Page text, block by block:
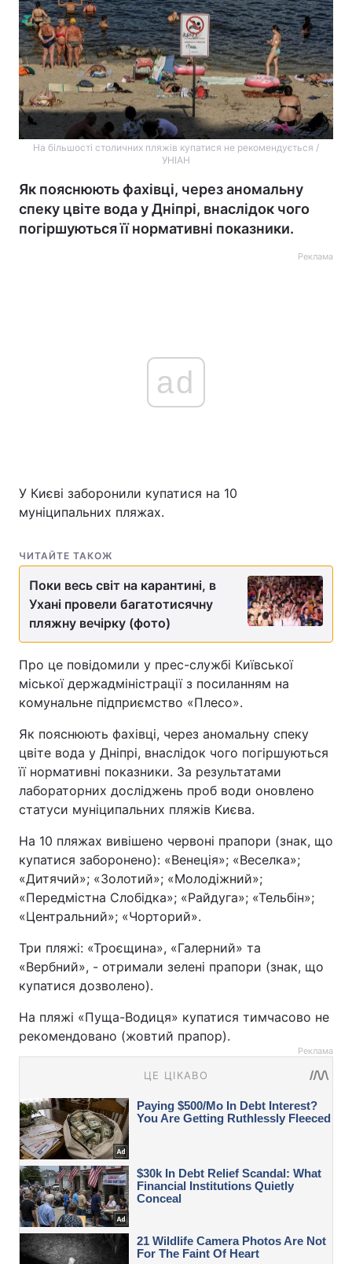
На більшості столичних пляжів купатися не рекомендується /
УНІАН
Як пояснюють фахівці, через аномальну
спеку цвіте вода у Дніпрі, внаслідок чого
погіршуються її нормативні показники.
Реклама
ad
У Києві заборонили купатися на 10
муніципальних пляжах.
ЧИТАЙТЕ ТАКОЖ
Поки весь світ на карантині, в
Ухані провели багатотисячну
пляжну вечірку (фото)
Про це повідомили у прес-службі Київської
міської держадміністрації з посиланням на
комунальне підприємство «Плесо».
Як пояснюють фахівці, через аномальну спеку
цвіте вода у Дніпрі, внаслідок чого погіршуються
її нормативні показники. За результатами
лабораторних досліджень проб води оновлено
статуси муніципальних пляжів Києва.
На 10 пляжах вивішено червоні прапори (знак, що
купатися заборонено): «Венеція»; «Веселка»;
«Дитячий»; «Золотий»; «Молодіжний»;
«Передмістна Слобідка»; «Райдуга»; «Тельбін»;
«Центральний»; «Чорторий».
Три пляжі: «Троєщина», «Галерний» та
«Вербний», - отримали зелені прапори (знак, що
купатися дозволено).
На пляжі «Пуща-Водиця» купатися тимчасово не
рекомендовано (жовтий прапор).
Реклама